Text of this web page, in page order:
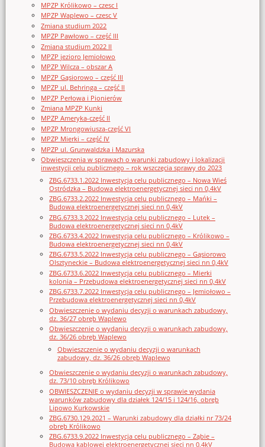
MPZP Królikowo – czesc I
MPZP Waplewo – czesc V
Zmiana studium 2022
MPZP Pawłowo – część III
Zmiana studium 2022 II
MPZP jezioro Jemiołowo
MPZP Wilcza – obszar A
MPZP Gąsiorowo – część III
MPZP ul. Behringa – część II
MPZP Perłowa i Pionierów
Zmiana MPZP Kunki
MPZP Ameryka-część II
MPZP Mrongowiusza-część VI
MPZP Mierki – część IV
MPZP ul. Grunwaldzka i Mazurska
Obwieszczenia w sprawach o warunki zabudowy i lokalizacji
inwestycji celu publicznego – rok wszczęcia sprawy do 2023
ZBG.6733.1.2022 Inwestycja celu publicznego – Nowa Wieś
Ostródzka – Budowa elektroenergetycznej sieci nn 0,4kV
ZBG.6733.2.2022 Inwestycja celu publicznego – Mańki –
Budowa elektroenergetycznej sieci nn 0,4kV
ZBG.6733.3.2022 Inwestycja celu publicznego – Lutek –
Budowa elektroenergetycznej sieci nn 0,4kV
ZBG.6733.4.2022 Inwestycja celu publicznego – Królikowo –
Budowa elektroenergetycznej sieci nn 0,4kV
ZBG.6733.5.2022 Inwestycja celu publicznego – Gąsiorowo
Olsztyneckie – Budowa elektroenergetycznej sieci nn 0,4kV
ZBG.6733.6.2022 Inwestycja celu publicznego – Mierki
kolonia – Przebudowa elektroenergetycznej sieci nn 0,4kV
ZBG.6733.7.2022 Inwestycja celu publicznego – Jemiołowo –
Przebudowa elektroenergetycznej sieci nn 0,4kV
Obwieszczenie o wydaniu decyzji o warunkach zabudowy,
dz. 36/27 obręb Waplewo
Obwieszczenie o wydaniu decyzji o warunkach zabudowy,
dz. 36/26 obręb Waplewo
Obwieszczenie o wydaniu decyzji o warunkach
zabudowy, dz. 36/26 obręb Waplewo
Obwieszczenie o wydaniu decyzji o warunkach zabudowy,
dz. 73/10 obręb Królikowo
OBWIESZCZENIE o wydaniu decyzji w sprawie wydania
warunków zabudowy dla działek 124/15 i 124/16, obręb
Lipowo Kurkowskie
ZBG.6730.129.2021 – Warunki zabudowy dla działki nr 73/24
obręb Królikowo
ZBG.6733.9.2022 Inwestycja celu publicznego – Ząbie –
Budowa kablowej elektroenergetycznej sieci nn 0,4kV